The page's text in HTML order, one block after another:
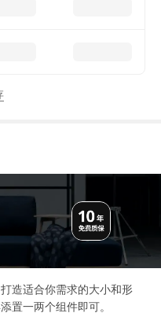
造适合你需求的大小和形
置一两个组件即可。